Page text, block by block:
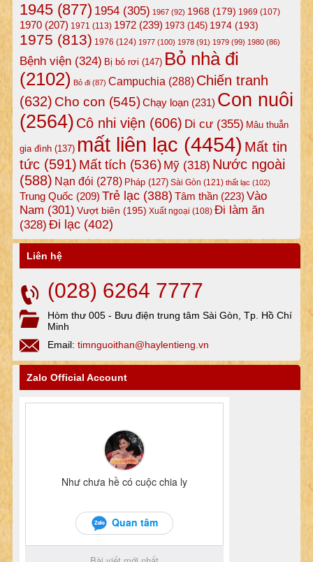
1945(877) 1954(305) 1967(92) 1968(179) 1969 (107)
1970(207) 1971 (113) 1972(239) 1973(145) 1974(193)
1975 (813) 1976 (124) 1977(100) 1978(91) 1979(99) 1980(86)
Bệnh viện(324) Bị bỏ rơi (147) Bỏ nhà đi
(2102) Bỏ đi(87) Campuchia (288) Chiến tranh
(632) Cho con (545)Chạy loạn(231) Con nuôi
(2564) Cô nhi viện (606) Di cư(355) Mâu thuẫn
gia đình(137) mất liên lạc (4454) Mất tin
tức(591) Mất tích (536) Mỹ(318) Nước ngoài
(588) Nạn đói (278) Pháp(127) Sài Gòn (121) thất lạc (102)
Trung Quốc (209) Trẻ lạc(388) Tâm thần(223) Vào
Nam (301) Vượt biên (195) Xuất ngoại (108) Đi làm ăn
(328) Đi lạc(402)
Liên hệ
(028) 6264 7777
Hòm thư 005 - Bưu điện trung tâm Sài Gòn, Tp. Hồ Chí
Minh
Email: timnguoithan@haylentieng.vn
Zalo Official Account